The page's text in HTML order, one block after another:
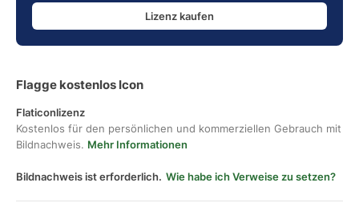
Lizenz kaufen
Flagge kostenlos Icon
Flaticonlizenz
Kostenlos für den persönlichen und kommerziellen Gebrauch mit
Bildnachweis. Mehr Informationen
Bildnachweis ist erforderlich. Wie habe ich Verweise zu setzen?